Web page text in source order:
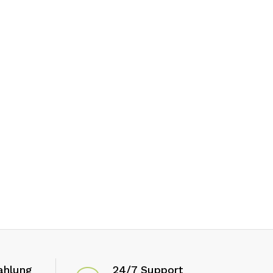
24/7 Support